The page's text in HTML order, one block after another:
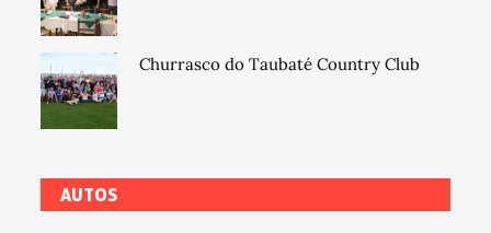
Churrasco do Taubaté Country Club
AUTOS